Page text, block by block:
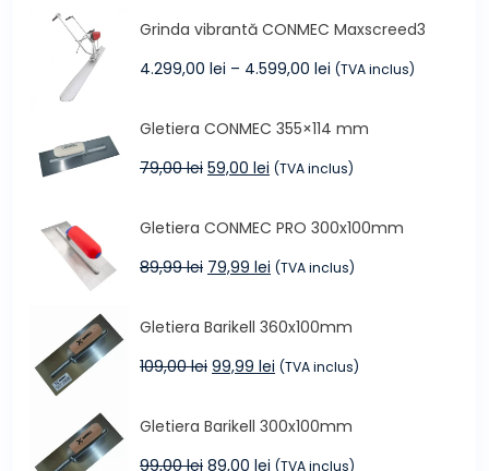
fost:
40,00 lei.
34,99 lei.
Grinda vibrantă CONMEC Maxscreed3
4.299,00 lei – 4.599,00 lei Interval
4.299,00 lei
până
(TVA inclus)
Gletiera CONMEC 355×114 mm
79,00lei Prețul
fost:
79,00 lei.
59,00 lei Prețul
59,00 lei.
(TVA inclus)
Gletiera CONMEC PRO 300x100mm
89,99lei Prețul
fost:
89,99 lei.
79,99 lei Prețul
79,99 lei.
(TVA inclus)
Gletiera Barikell 360x100mm
109,00lei Prețul
fost:
109,00 lei.
99,99 lei Prețul
99,99 lei.
(TVA inclus)
Gletiera Barikell 300x100mm
99,00lei Prețul
89,00 lei Prețul
(TVA inclus)